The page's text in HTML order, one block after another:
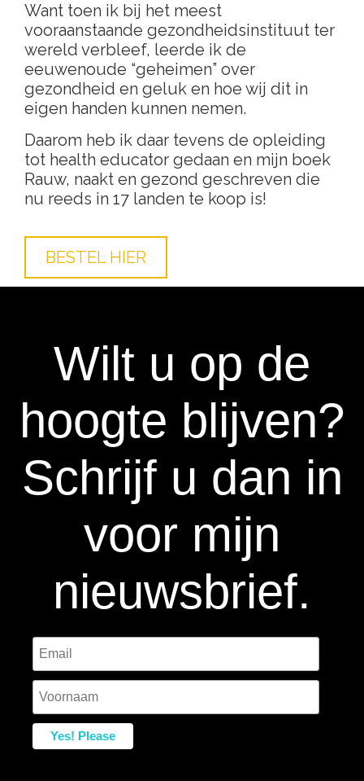
Want toen ik bij het meest
vooraanstaande gezondheidsinstituut ter
wereld verbleef, leerde ik de
eeuwenoude “geheimen” over
gezondheid en geluk en hoe wij dit in
eigen handen kunnen nemen.
Daarom heb ik daar tevens de opleiding
tot health educator gedaan en mijn boek
Rauw, naakt en gezond geschreven die
nu reeds in 17 landen te koop is!
BESTEL HIER
Wilt u op de
hoogte blijven?
Schrijf u dan in
voor mijn
nieuwsbrief.